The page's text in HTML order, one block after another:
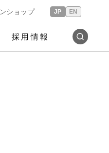
ショップ JP EN
採用情報
検索